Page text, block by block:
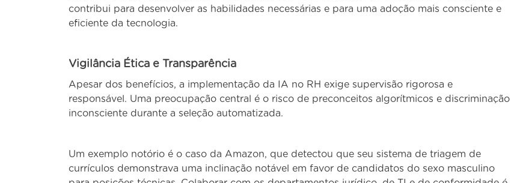
contribui para desenvolver as habilidades necessárias e para uma adoção mais consciente e
eficiente da tecnologia.
Vigilância Ética e Transparência
Apesar dos benefícios, a implementação da IA no RH exige supervisão rigorosa e
responsável. Uma preocupação central é o risco de preconceitos algorítmicos e discriminação
inconsciente durante a seleção automatizada.
Um exemplo notório é o caso da Amazon, que detectou que seu sistema de triagem de
currículos demonstrava uma inclinação notável em favor de candidatos do sexo masculino